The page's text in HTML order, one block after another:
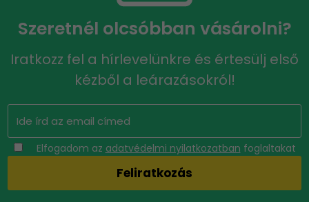
Szeretnél olcsóbban vásárolni?
Iratkozz fel a hírlevelünkre és értesülj első
kézből a leárazásokról!
Elfogadom az adatvédelmi nyilatkozatban foglaltakat